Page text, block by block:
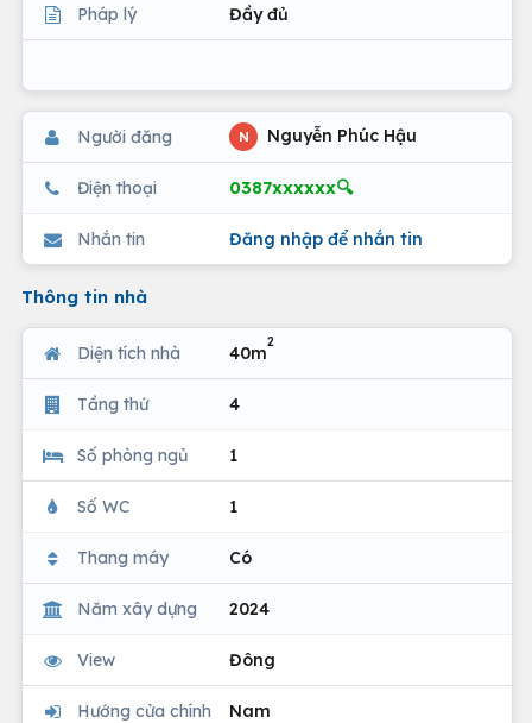
Pháp lý Đầy đủ
Người đăng N Nguyễn Phúc Hậu
Điện thoại 0387xxxxxx🔍
Nhắn tin Đăng nhập để nhắn tin
Thông tin nhà
Diện tích nhà 40m
2
Tầng thứ 4
Số phòng ngủ 1
Số WC 1
Thang máy Có
Năm xây dựng 2024
View Đông
Hướng cửa chính Nam